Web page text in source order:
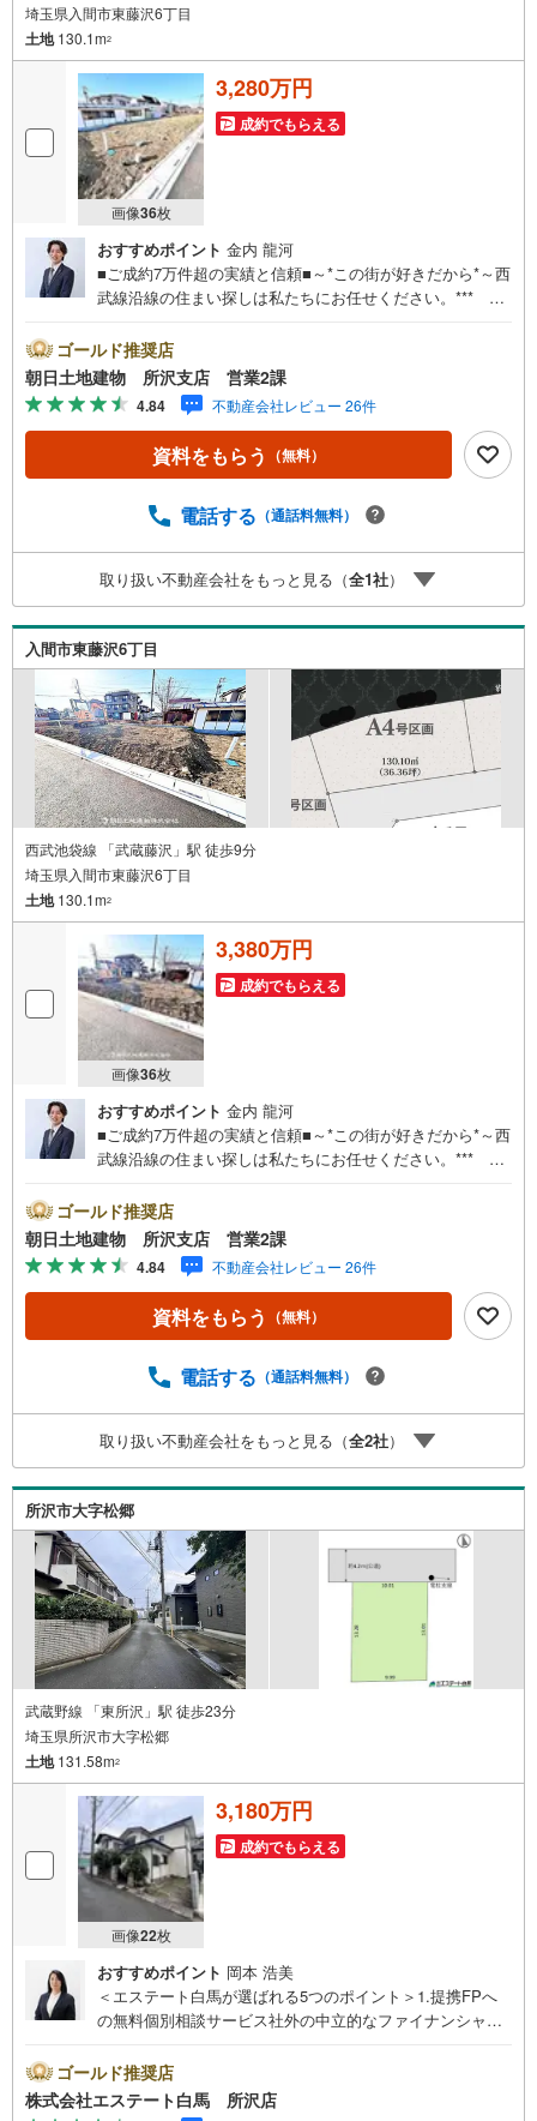
埼玉県入間市東藤沢6丁目
土地130.1m2
画像36枚
3,280万円
成約でもらえる
おすすめポイント 金内 龍河
■ご成約7万件超の実績と信頼■～*この街が好きだから*～西
武線沿線の住まい探しは私たちにお任せください。*** 住
玉・神奈川に展開。豊富な取引データと現場経験をもと
に、お客様一人ひとりに最適なご提案を行っています。
「住宅ローンが不安」「自己資金が少ないけれど購入でき
る？」「住み替えの進め方が分からない」など、購入・売
却に関するお悩みにも有資格スタッフが丁寧に対応。資金
計画の立案から契約・お引渡しまで一貫してサポートいた
件ごとのメリット・注意点をまとめたレポートもご用意し
様は、西武線「所沢駅」西口より徒歩5分■お車でお越しの
お客様は、提携駐車場がございますので弊社営業スタッフ
までお尋ねください。
ゴールド推奨店
朝日土地建物 所沢支店 営業2課
4.84 不動産会社レビュー 26件
資料をもらう （無料）
電話する （通話料無料）
取り扱い不動産会社をもっと見る（全1社）
入間市東藤沢6丁目
西武池袋線 「武蔵藤沢」駅 徒歩9分
埼玉県入間市東藤沢6丁目
土地130.1m2
画像36枚
3,380万円
成約でもらえる
おすすめポイント 金内 龍河
■ご成約7万件超の実績と信頼■～*この街が好きだから*～西
武線沿線の住まい探しは私たちにお任せください。*** 住
玉・神奈川に展開。豊富な取引データと現場経験をもと
に、お客様一人ひとりに最適なご提案を行っています。
「住宅ローンが不安」「自己資金が少ないけれど購入でき
る？」「住み替えの進め方が分からない」など、購入・売
却に関するお悩みにも有資格スタッフが丁寧に対応。資金
計画の立案から契約・お引渡しまで一貫してサポートいた
件ごとのメリット・注意点をまとめたレポートもご用意し
様は、西武線「所沢駅」西口より徒歩5分■お車でお越しの
お客様は、提携駐車場がございますので弊社営業スタッフ
までお尋ねください。
ゴールド推奨店
朝日土地建物 所沢支店 営業2課
4.84 不動産会社レビュー 26件
資料をもらう （無料）
電話する （通話料無料）
取り扱い不動産会社をもっと見る（全2社）
所沢市大字松郷
武蔵野線 「東所沢」駅 徒歩23分
埼玉県所沢市大字松郷
土地131.58m2
画像22枚
3,180万円
成約でもらえる
おすすめポイント 岡本 浩美
＜エステート白馬が選ばれる5つのポイント＞1.提携FPへ
の無料個別相談サービス社外の中立的なファイナンシャル
や学費等も含めてシミュレーションをご提案できます2.物
件情報が豊富所沢市を中心にたくさんの情報をご用意して
おります。インターネット広告前の物件も多数取り揃えて
ゴールド推奨店
株式会社エステート白馬 所沢店